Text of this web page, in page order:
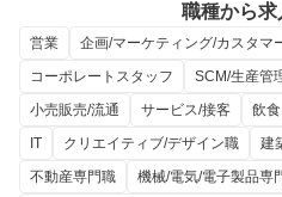
職種から求
営業
企画/マーケティング/カスタマ
コーポレートスタッフ
SCM/生産管
小売販売/流通
サービス/接客 飲食
IT
クリエイティブ/デザイン職
建
不動産専門職
機械/電気/電子製品専